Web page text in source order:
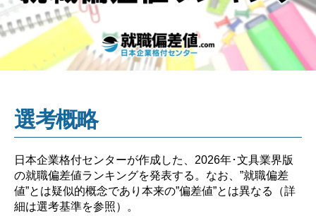
選考概略
日本企業格付センターが作成した、2026年･文具業界版
の就職偏差値ランキングを発表する。なお、”就職偏差
値”とは疑似的概念であり本来の”偏差値”とは異なる（詳
細は選考基準を参照）。